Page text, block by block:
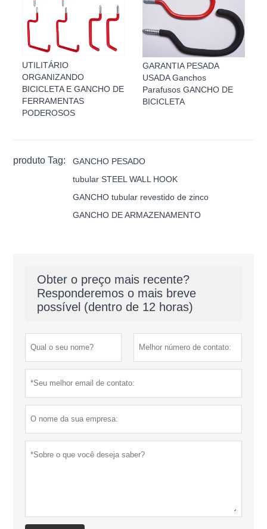
UTILITÁRIO
ORGANIZANDO
BICICLETA E GANCHO DE
FERRAMENTAS
PODEROSOS
GARANTIA PESADA
USADA Ganchos
Parafusos GANCHO DE
BICICLETA
produto Tag:
GANCHO PESADO
tubular STEEL WALL HOOK
GANCHO tubular revestido de zinco
GANCHO DE ARMAZENAMENTO
Obter o preço mais recente?
Responderemos o mais breve
possível (dentro de 12 horas)